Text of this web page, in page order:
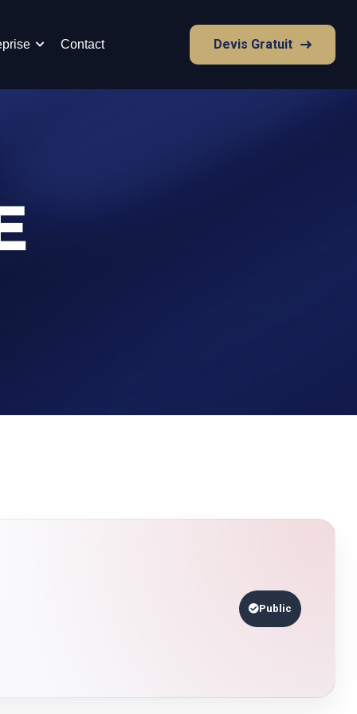
Contact Devis Gratuit
Public